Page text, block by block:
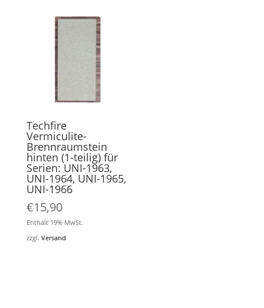
Techfire
Vermiculite-
Brennraumstein
hinten (1-teilig) für
Serien: UNI-1963,
UNI-1964, UNI-1965,
UNI-1966
€15,90
Enthält 19% MwSt.
zzgl. Versand